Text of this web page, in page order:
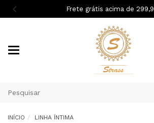
Frete grátis acima de 299,9
INÍCIO LINHA ÍNTIMA